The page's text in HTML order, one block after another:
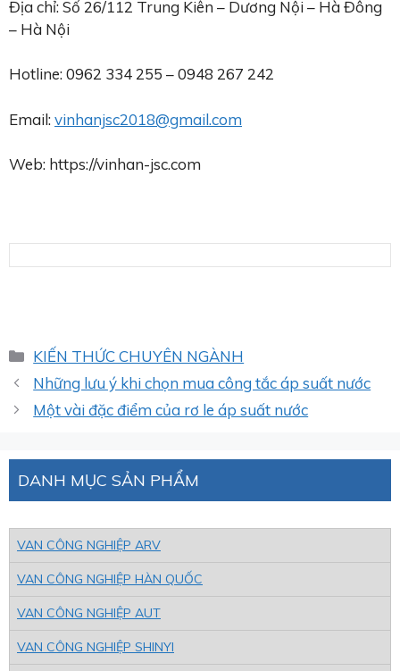
Địa chỉ: Số 26/112 Trung Kiên – Dương Nội – Hà Đông
– Hà Nội
Hotline: 0962 334 255 – 0948 267 242
Email:vinhanjsc2018@gmail.com
Web: https://vinhan-jsc.com
Danh
mục
KIẾN THỨC CHUYÊN NGÀNH
Những lưu ý khi chọn mua công tắc áp suất nước
Một vài đặc điểm của rơ le áp suất nước
DANH MỤC SẢN PHẨM
VAN CÔNG NGHIỆP ARV
VAN CÔNG NGHIỆP HÀN QUỐC
VAN CÔNG NGHIỆP AUT
VAN CÔNG NGHIỆP SHINYI